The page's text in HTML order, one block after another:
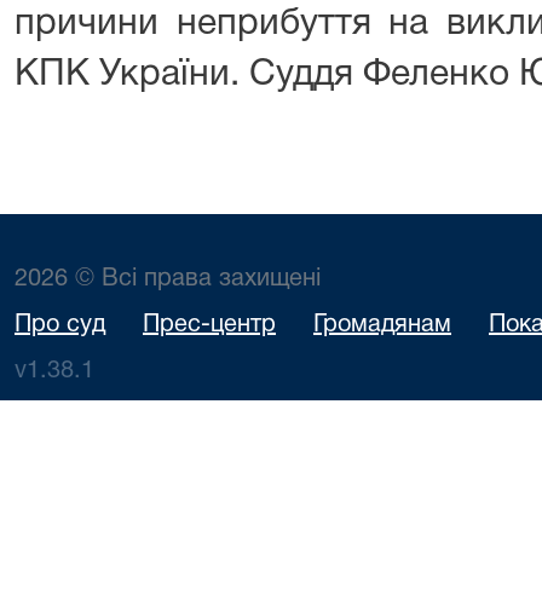
причини неприбуття на
КПК України. Суддя Феленко
2026 © Всі права захищені
Про суд Прес-центр Громадянам
v1.38.1